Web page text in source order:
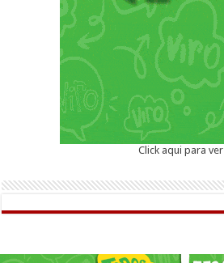
Click aqui para ver